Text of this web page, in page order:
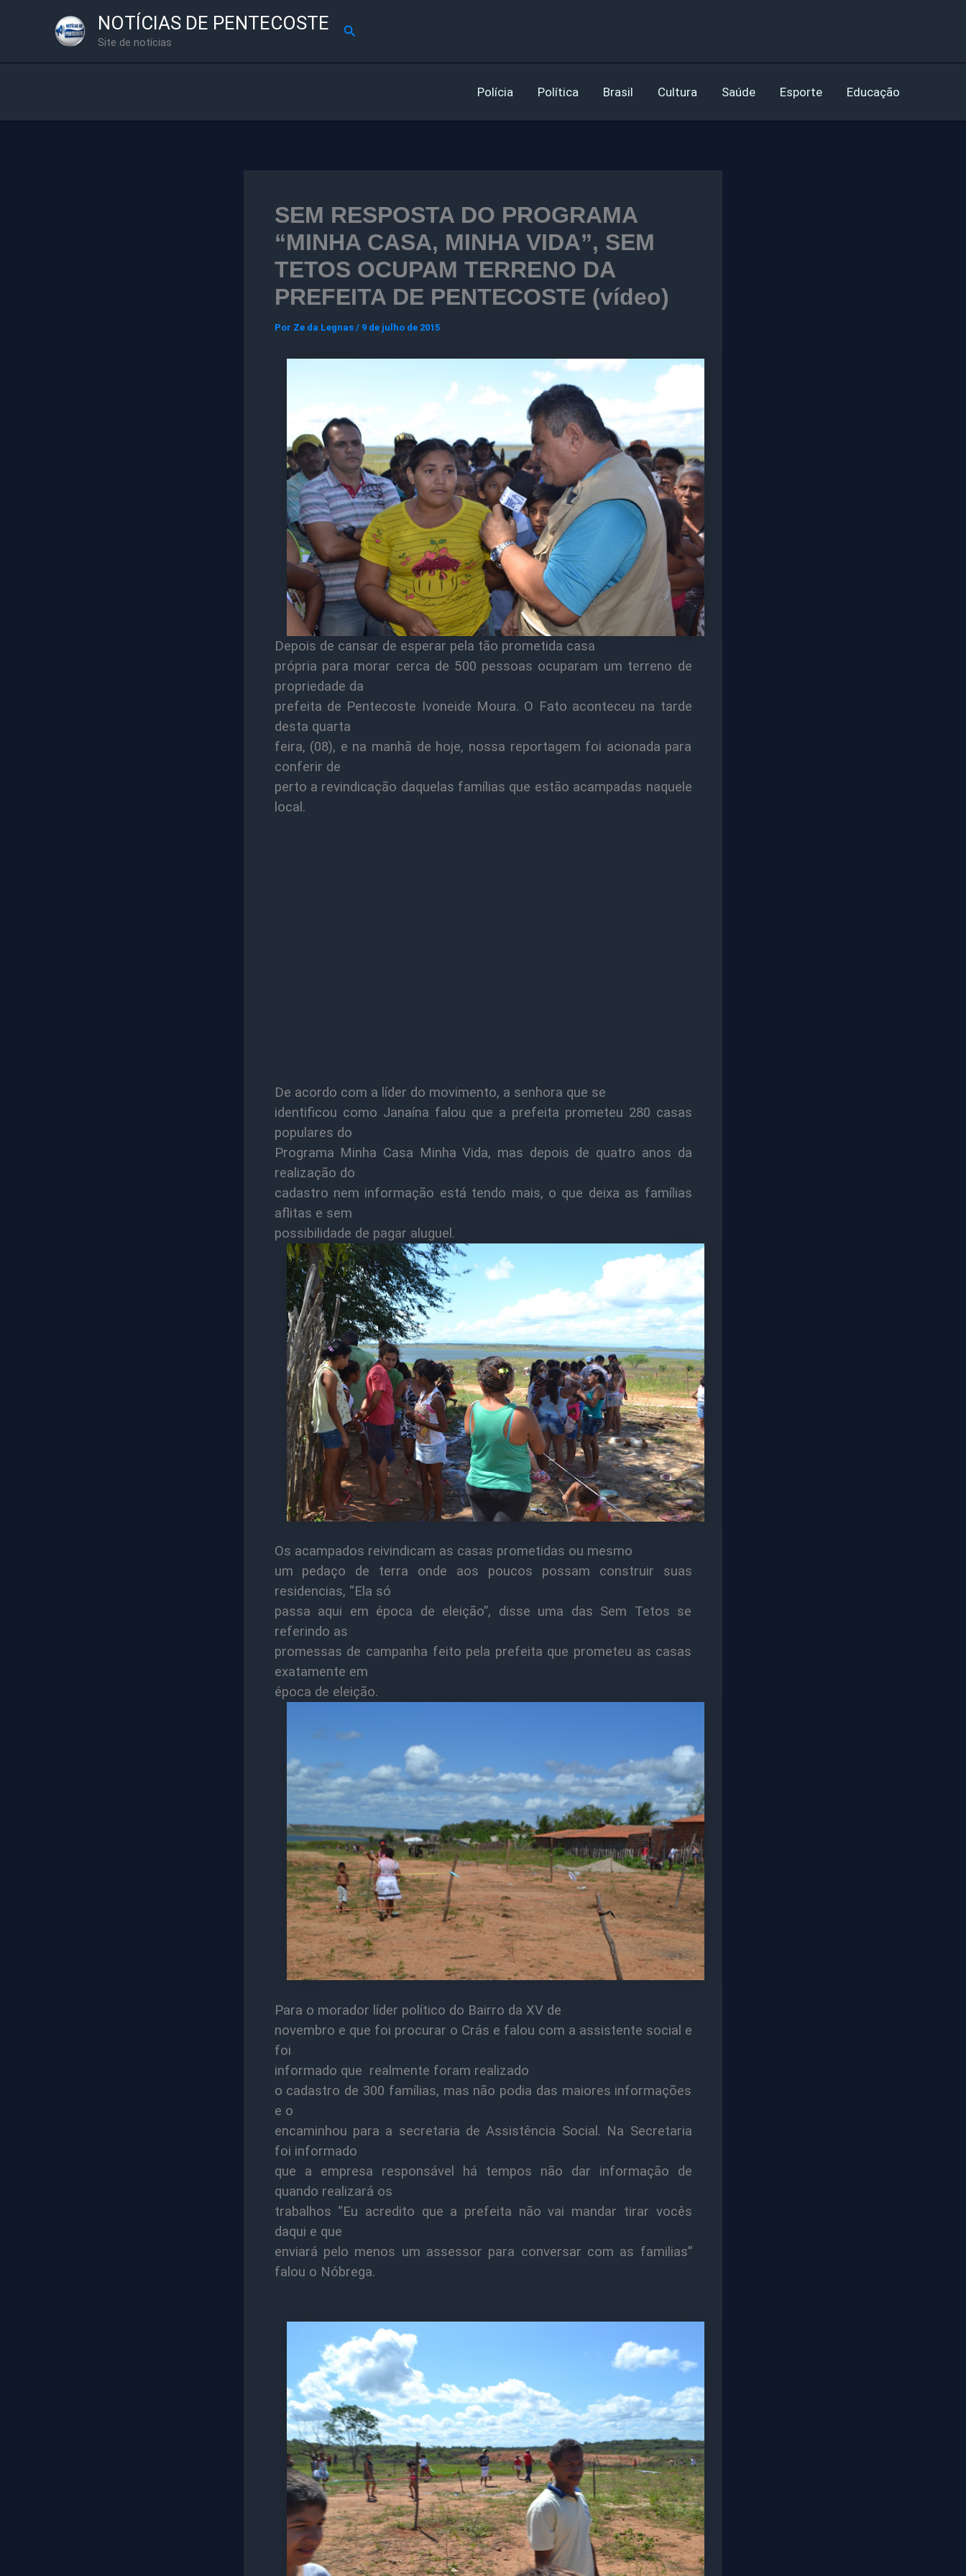
NOTÍCIAS DE PENTECOSTE
Site de notícias
Pesquisar
Polícia Política Brasil Cultura Saúde Esporte Educação
SEM RESPOSTA DO PROGRAMA
“MINHA CASA, MINHA VIDA”, SEM
TETOS OCUPAM TERRENO DA
PREFEITA DE PENTECOSTE (vídeo)
Por Ze da Legnas / 9 de julho de 2015
Depois de cansar de esperar pela tão prometida casa
própria para morar cerca de 500 pessoas ocuparam um terreno de
propriedade da
prefeita de Pentecoste Ivoneide Moura. O Fato aconteceu na tarde
desta quarta
feira, (08), e na manhã de hoje, nossa reportagem foi acionada para
conferir de
perto a revindicação daquelas famílias que estão acampadas naquele
local.
De acordo com a líder do movimento, a senhora que se
identificou como Janaína falou que a prefeita prometeu 280 casas
populares do
Programa Minha Casa Minha Vida, mas depois de quatro anos da
realização do
cadastro nem informação está tendo mais, o que deixa as famílias
aflitas e sem
possibilidade de pagar aluguel.
Os acampados reivindicam as casas prometidas ou mesmo
um pedaço de terra onde aos poucos possam construir suas
residencias, “Ela só
passa aqui em época de eleição”, disse uma das Sem Tetos se
referindo as
promessas de campanha feito pela prefeita que prometeu as casas
exatamente em
época de eleição.
Para o morador líder político do Bairro da XV de
novembro e que foi procurar o Crás e falou com a assistente social e
foi
informado que realmente foram realizado
o cadastro de 300 famílias, mas não podia das maiores informações
e o
encaminhou para a secretaria de Assistência Social. Na Secretaria
foi informado
que a empresa responsável há tempos não dar informação de
quando realizará os
trabalhos “Eu acredito que a prefeita não vai mandar tirar vocês
daqui e que
enviará pelo menos um assessor para conversar com as familias”
falou o Nóbrega.